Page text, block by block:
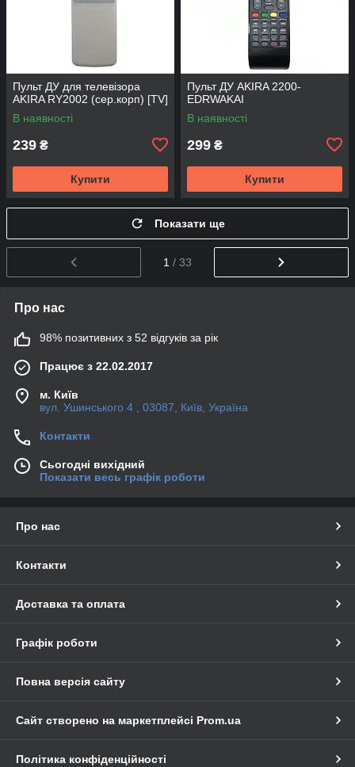
Пульт ДУ для телевізора
AKIRA RY2002 (сер.корп) [TV]
В наявності
239 ₴
Купити
Пульт ДУ AKIRA 2200-
EDRWAKAI
В наявності
299 ₴
Купити
Показати ще
1 / 33
Про нас
98% позитивних з 52 відгуків за рік
Працює з 22.02.2017
м. Київ
вул. Ушинського 4 , 03087, Київ, Україна
Контакти
Сьогодні вихідний
Показати весь графік роботи
Про нас
Контакти
Доставка та оплата
Графік роботи
Повна версія сайту
Сайт створено на маркетплейсі Prom.ua
Політика конфіденційності